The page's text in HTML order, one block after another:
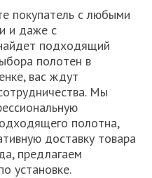
покупатель с любыми
и даже с
подходящий
полотен в
вас ждут
Мы
полотна,
доставку товара
предлагаем
установке.